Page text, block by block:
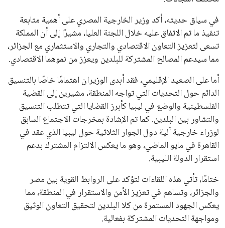
في سياق حديثه، أكد وزير الخارجية المصري على أهمية متابعة
تنفيذ ما تم الاتفاق عليه خلال اللجنة العليا، مشيرًا إلى أن المملكة
تسعى لتعزيز التعاون الاقتصادي والتجاري والاستثماري مع الجزائر،
مما سيدعم المصالح المشتركة للبلدين ويعزز من نموهما الاقتصادي.
أما على الصعيد الإقليمي، فقد أبدى الوزيران اهتمامًا خاصًا بالتنسيق
الدائم حول التحديات التي تواجه المنطقة، مشيرين إلى القضية
الفلسطينية والوضع في ليبيا كأبرز القضايا التي تتطلب التنسيق
والتشاور بين البلدين. كما تم الإشادة بمخرجات الاجتماع السابق
لوزراء خارجية آلية دول الجوار الثلاثية حول ليبيا الذي عقد في
القاهرة في مايو الماضي، وهو ما يعكس الالتزام المشترك بدعم
استقرار الدولة الليبية.
ختامًا، تأتي هذه اللقاءات لتؤكد على الروابط القوية بين مصر
والجزائر، وتساهم في تعزيز الأمن والاستقرار في المنطقة، مما
يعكس الجهود المستمرة من كلا البلدين لتحقيق التعاون الوثيق
ومواجهة التحديات المشتركة بفعالية.